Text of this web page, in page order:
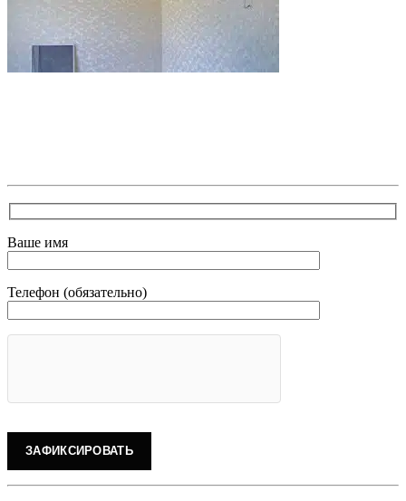
Ваше имя
Телефон (обязательно)